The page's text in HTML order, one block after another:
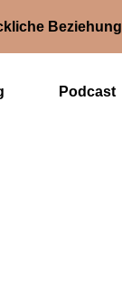
Beziehung
Podcast